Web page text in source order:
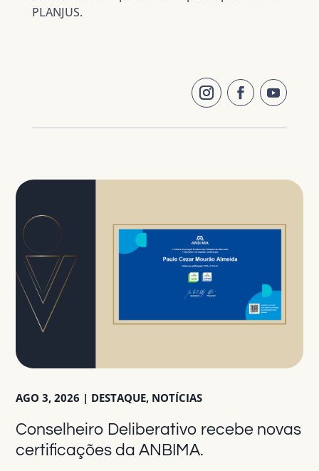
PLANJUS.
Conselheiro Deliberativo recebe novas
certificações da ANBIMA.
AGO 3, 2026 | DESTAQUE, NOTÍCIAS